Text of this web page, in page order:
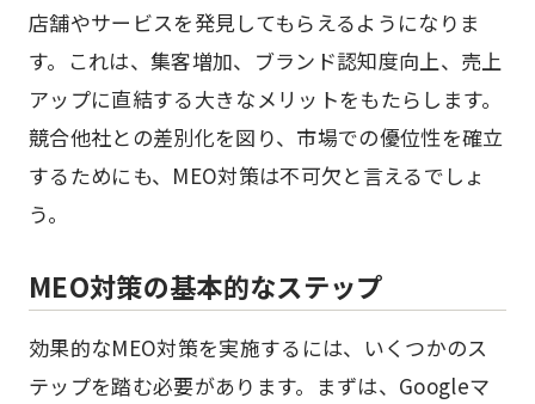
店舗やサービスを発見してもらえるようになりま
す。これは、集客増加、ブランド認知度向上、売上
アップに直結する大きなメリットをもたらします。
競合他社との差別化を図り、市場での優位性を確立
するためにも、MEO対策は不可欠と言えるでしょ
う。
MEO対策の基本的なステップ
効果的なMEO対策を実施するには、いくつかのス
テップを踏む必要があります。まずは、Googleマ